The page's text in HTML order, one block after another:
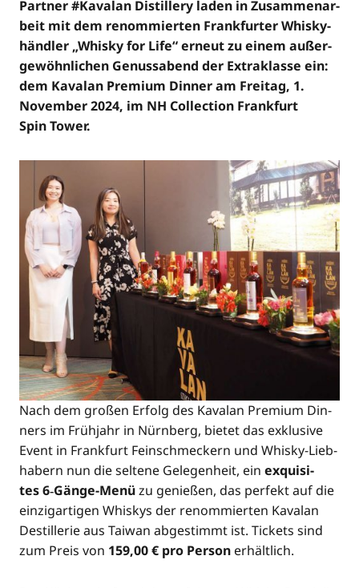
Part­ner #Kavalan Distil­lery laden in Zusam­men­ar­
beit mit dem renom­mier­ten Frank­fur­ter Whis­ky­
händ­ler „Whis­ky for Life“ erneut zu einem außer­
ge­wöhn­li­chen Genuss­abend der Extra­klas­se ein:
dem Kavalan Pre­mi­um Din­ner am Frei­tag, 1.
Novem­ber 2024, im NH Coll­ec­tion Frank­furt
Spin Tower.
Nach dem gro­ßen Erfolg des Kavalan Pre­mi­um Din­
ners im Früh­jahr in Nürn­berg, bie­tet das exklu­si­ve
Event in Frank­furt Fein­schme­ckern und Whis­ky-Lieb­
ha­bern nun die sel­te­ne Gele­gen­heit, ein exqui­si­
tes 6‑Gän­ge-Menüzu genie­ßen, das per­fekt auf die
ein­zig­ar­ti­gen Whis­kys der renom­mier­ten Kavalan
Destil­le­rie aus Tai­wan abge­stimmt ist. Tickets sind
zum Preis von 159,00 € pro Per­sonerhältlich.